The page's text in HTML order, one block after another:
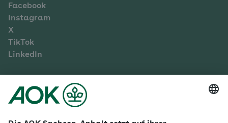
Facebook
Instagram
X
TikTok
LinkedIn
Mehr zur AOK Sachsen-Anhalt
Karriere